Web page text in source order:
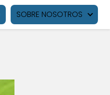
SOBRE NOSOTROS